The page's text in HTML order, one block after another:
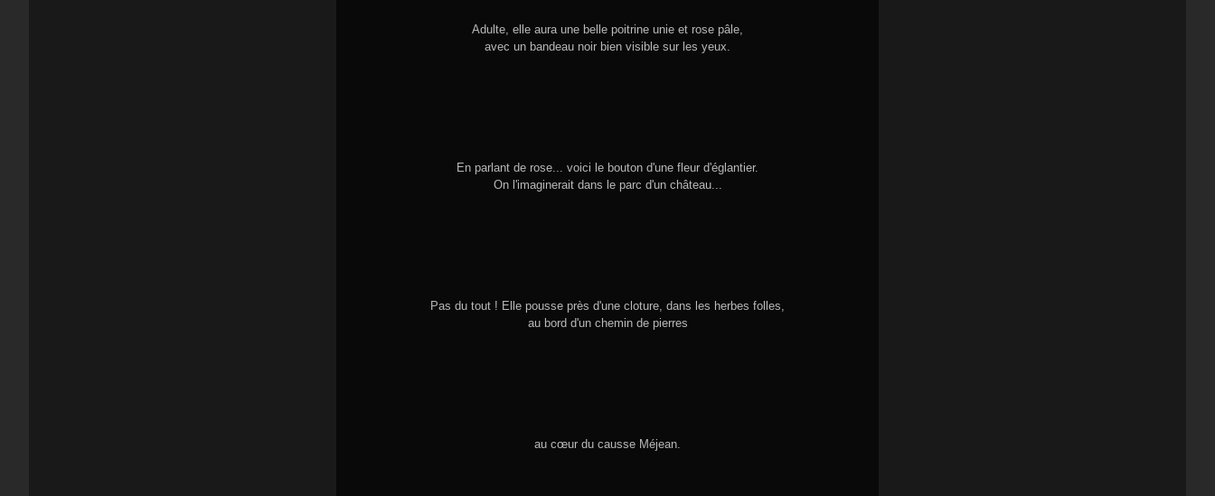
Adulte, elle aura une belle poitrine unie et rose pâle,
avec un bandeau noir bien visible sur les yeux.
En parlant de rose... voici le bouton d'une fleur d'églantier.
On l'imaginerait dans le parc d'un château...
Pas du tout ! Elle pousse près d'une cloture, dans les herbes folles,
au bord d'un chemin de pierres
au cœur du causse Méjean.